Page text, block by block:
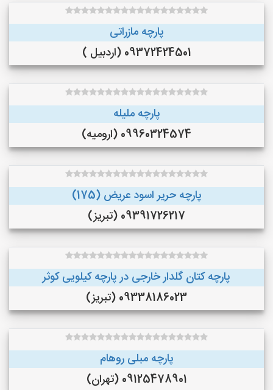
پارچه مازراتی
09372424501 (اردبیل )
پارچه ملیله
09960324574 (ارومیه)
پارچه حریر اسود عریض (175)
09391726217 (تبریز)
پارچه کتان گلدار خارجی در پارچه کیلویی کوثر
09338186023 (تبریز)
پارچه مبلی روهام
09125478901 (تهران)